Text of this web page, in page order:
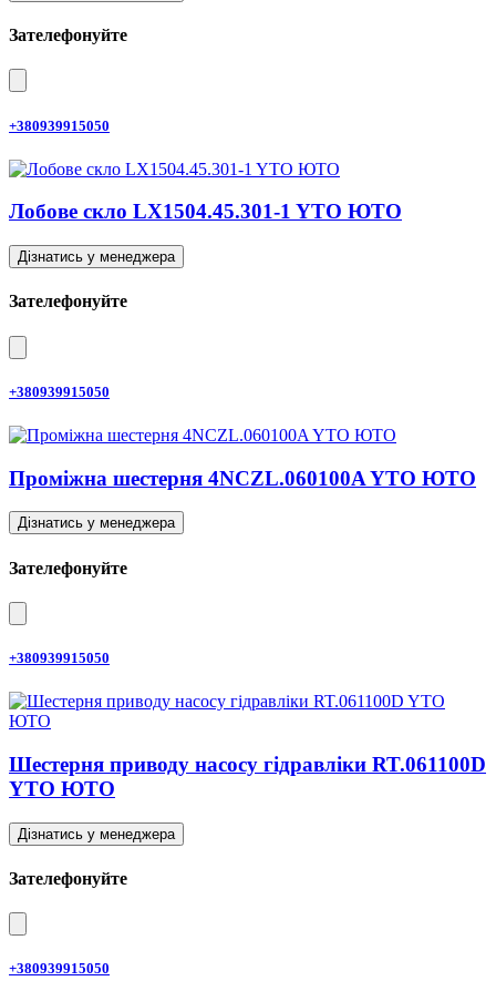
Зателефонуйте
+380939915050
Лобове скло LX1504.45.301-1 YTO ЮТО
Дізнатись у менеджера
Зателефонуйте
+380939915050
Проміжна шестерня 4NCZL.060100A YTO ЮТО
Дізнатись у менеджера
Зателефонуйте
+380939915050
Шестерня приводу насосу гідравліки RT.061100D
YTO ЮТО
Дізнатись у менеджера
Зателефонуйте
+380939915050